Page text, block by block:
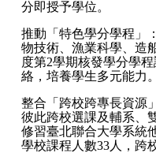
分即授予學位。
推動「特色學分學程」
物技術、漁業科學、造
度第2學期核發學分學
絡，培養學生多元能力。
整合「跨校跨專長資源
彼此跨校選課及輔系、
修習臺北聯合大學系統
學校課程人數33人，跨